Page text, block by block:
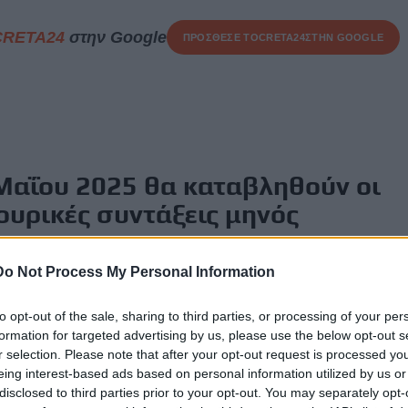
Not Process My Personal Information
opt-out of the sale, sharing to third parties, or processing of your
for targeted advertising by us, please use the below opt-out
selection. Please note that after your opt-out request is processed
interest-based ads based on personal information utilized by us
to third parties prior to your opt-out. You may separately
στην Google ΠΡΟΣΘΕΣΕ ΤΟCRETA24ΣΤΗΝ GOOGLE
2025 θα καταβληθούν οι
συντάξεις μηνός
τέως ταμείων των μη Μισθωτών ΟΑΕΕ, ΟΓΑ και
οι κύριες συντάξεις που απονεμήθηκαν από τη
ν.4387/2016, μέσω του ΟΠΣ-ΕΦΚΑ (συνταξιούχοι
και έπειτα) αλλά και όλες οι επικουρικές συντάξεις